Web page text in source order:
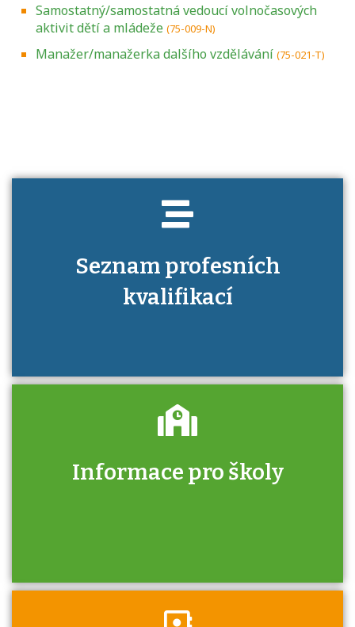
Samostatný/samostatná vedoucí volnočasových
aktivit dětí a mládeže (75-009-N)
Manažer/manažerka dalšího vzdělávání (75-021-T)
Seznam profesních
kvalifikací
Projděte si seznam profesních kvalifikací.
Informace pro školy
Zjistěte, jak se přihlásit ke zkoušce a kde